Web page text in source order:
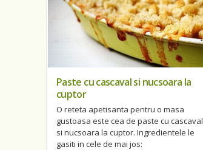
Paste cu cascaval si nucsoara la
cuptor
O reteta apetisanta pentru o masa
gustoasa este cea de paste cu cascaval
si nucsoara la cuptor. Ingredientele le
gasiti in cele de mai jos: